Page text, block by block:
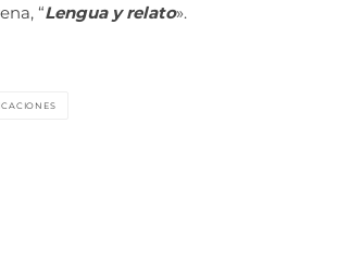
“Lengua y relato».